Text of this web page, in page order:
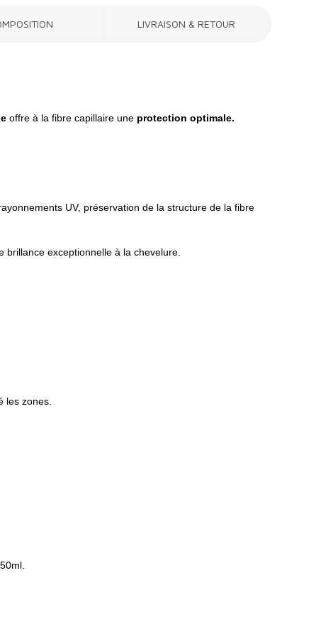
LIVRAISON & RETOUR
offre à la fibre capillaire une protection optimale.
UV, préservation de la structure de la fibre
brillance exceptionnelle à la chevelure.
les zones.